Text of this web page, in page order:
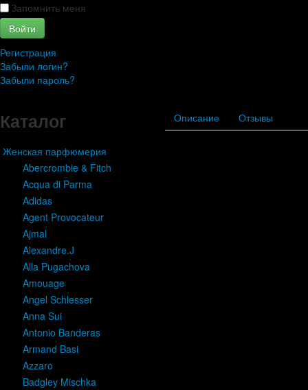
Запомнить меня
Войти
Регистрация
Забыли логин?
Забыли пароль?
Каталог
Женская парфюмерия
Abercrombie & Fitch
Acqua di Parma
Adidas
Agent Provocateur
Ajmal
Alexandre.J
Alla Pugachova
Amouage
Angel Schlesser
Anna Sui
Antonio Banderas
Armand Basi
Azzaro
Badgley Mischka
Описание Отзывы